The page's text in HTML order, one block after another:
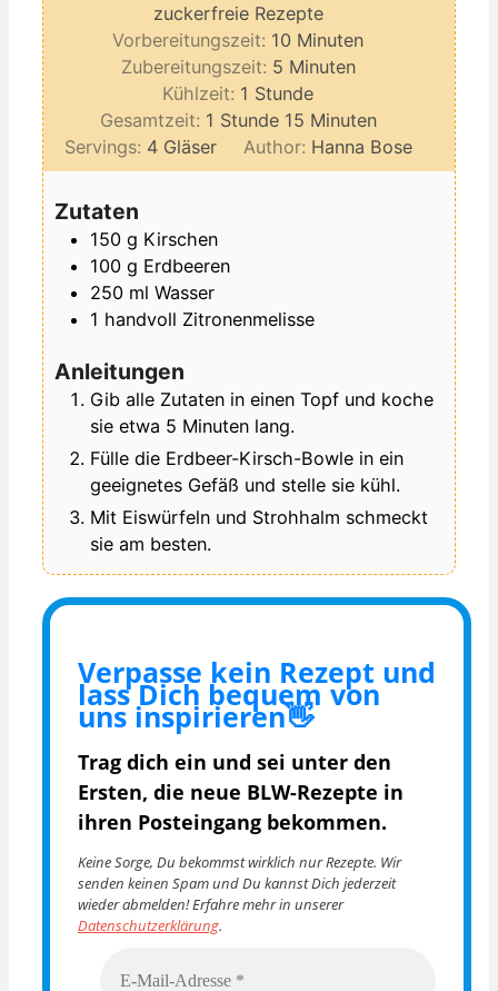
zuckerfreie Rezepte
Vorbereitungszeit: 10 Minuten
Minuten
Zubereitungszeit: 5Minuten
Minuten
Kühlzeit: 1 Stunde
Stunde
Gesamtzeit: 1 Stunde
Stunde 15Minuten
Minuten
Servings: 4 Gläser Author: Hanna Bose
Zutaten
150 g Kirschen
100 g Erdbeeren
250 ml Wasser
1 handvoll Zitronenmelisse
Anleitungen
Gib alle Zutaten in einen Topf und koche
sie etwa 5 Minuten lang.
Fülle die Erdbeer-Kirsch-Bowle in ein
geeignetes Gefäß und stelle sie kühl.
Mit Eiswürfeln und Strohhalm schmeckt
sie am besten.
Verpasse kein Rezept und
lass Dich bequem von
uns inspirieren👋
Trag dich ein und sei unter den
Ersten, die neue BLW-Rezepte in
ihren Posteingang bekommen.
Keine Sorge, Du bekommst wirklich nur Rezepte. Wir
senden keinen Spam und Du kannst Dich jederzeit
wieder abmelden! Erfahre mehr in unserer
Datenschutzerklärung.